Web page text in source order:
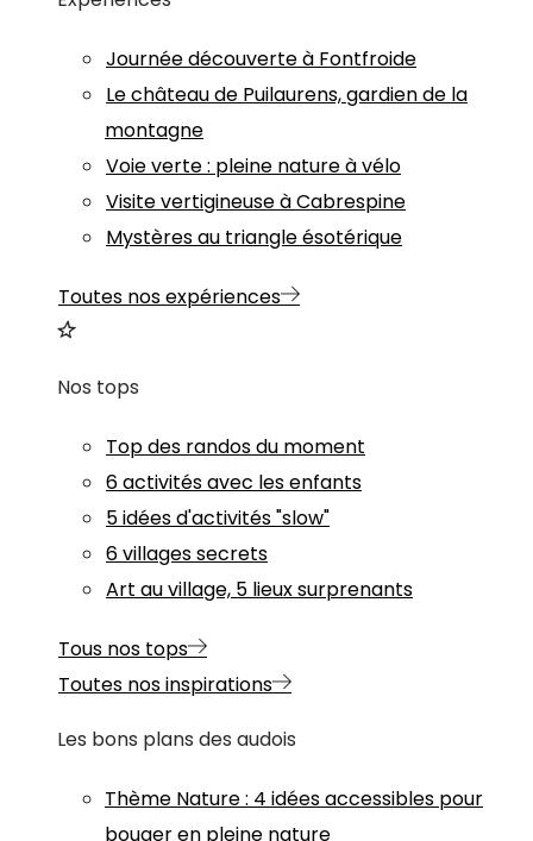
Journée découverte à Fontfroide
Le château de Puilaurens, gardien de la
montagne
Voie verte : pleine nature à vélo
Visite vertigineuse à Cabrespine
Mystères au triangle ésotérique
Toutes nos expériences
Nos tops
Top des randos du moment
6 activités avec les enfants
5 idées d'activités "slow"
6 villages secrets
Art au village, 5 lieux surprenants
Tous nos tops
Toutes nos inspirations
Les bons plans des audois
Thème Nature: 4 idées accessibles pour
bouger en pleine nature